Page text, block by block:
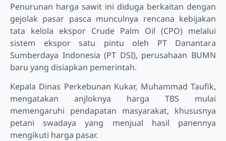
Penurunan harga sawit ini diduga berkaitan dengan
gejolak pasar pasca munculnya rencana kebijakan
tata kelola ekspor Crude Palm Oil (CPO) melalui
sistem ekspor satu pintu oleh PT Danantara
Sumberdaya Indonesia (PT DSI), perusahaan BUMN
baru yang disiapkan pemerintah.
Kepala Dinas Perkebunan Kukar, Muhammad Taufik,
mengatakan anjloknya harga TBS mulai
memengaruhi pendapatan masyarakat, khususnya
petani swadaya yang menjual hasil panennya
mengikuti harga pasar.